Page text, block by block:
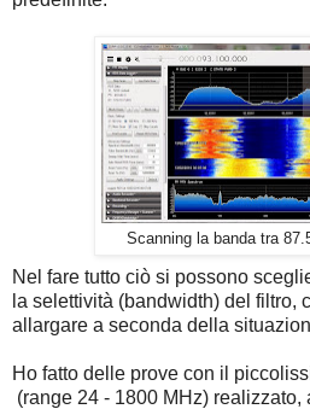
Scanning la banda tra
Nel fare tutto ciò si possono
la selettività (bandwidth) del filtro,
allargare a seconda della
Ho fatto delle prove con il
(range 24 - 1800 MHz) realizzato,